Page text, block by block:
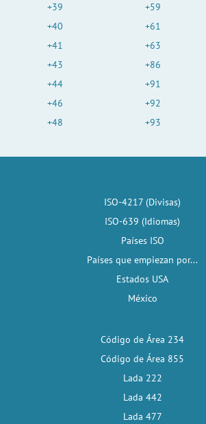
+39
+40
+41
+43
+44
+46
+48
+59
+61
+63
+86
+91
+92
+93
ISO-4217 (Divisas)
ISO-639 (Idiomas)
Países ISO
Países que empiezan por...
Estados USA
México
Código de Área 234
Código de Área 855
Lada 222
Lada 442
Lada 477